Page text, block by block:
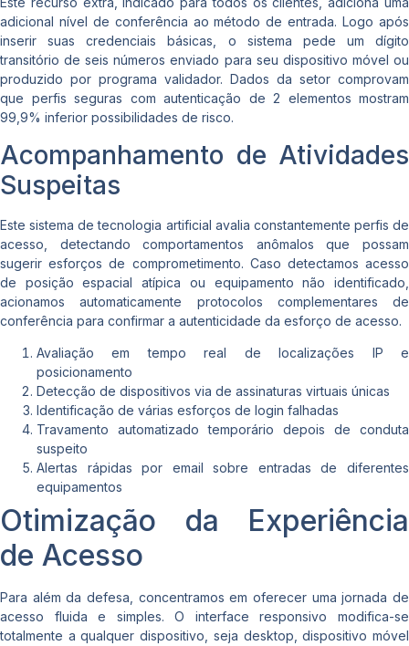
adicional nível de conferência ao método de entrada. Logo após
inserir suas credenciais básicas, o sistema pede um dígito
transitório de seis números enviado para seu dispositivo móvel ou
produzido por programa validador. Dados da setor comprovam
que perfis seguras com autenticação de 2 elementos mostram
99,9% inferior possibilidades de risco.
Acompanhamento de Atividades
Suspeitas
Este sistema de tecnologia artificial avalia constantemente perfis de
acesso, detectando comportamentos anômalos que possam
sugerir esforços de comprometimento. Caso detectamos acesso
de posição espacial atípica ou equipamento não identificado,
acionamos automaticamente protocolos complementares de
conferência para confirmar a autenticidade da esforço de acesso.
Avaliação em tempo real de localizações IP e
posicionamento
Detecção de dispositivos via de assinaturas virtuais únicas
Identificação de várias esforços de login falhadas
Travamento automatizado temporário depois de conduta
suspeito
Alertas rápidas por email sobre entradas de diferentes
equipamentos
Otimização da Experiência
de Acesso
Para além da defesa, concentramos em oferecer uma jornada de
acesso fluida e simples. O interface responsivo modifica-se
totalmente a qualquer dispositivo, seja desktop, dispositivo móvel